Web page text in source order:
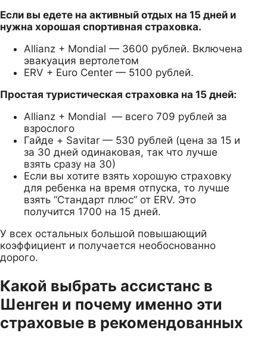
Если вы едете на активный отдых на 15 дней и
нужна хорошая спортивная страховка.
Allianz + Mondial — 3600 рублей. Включена
эвакуация вертолетом
ERV + Euro Center — 5100 рублей.
Простая туристическая страховка на 15 дней:
Allianz + Mondial — всего 709 рублей за
взрослого
Гайде + Savitar — 530 рублей (цена за 15 и
за 30 дней одинаковая, так что лучше
взять сразу на 30)
Если вы хотите взять хорошую страховку
для ребенка на время отпуска, то лучше
взять “Стандарт плюс” от ERV. Это
получится 1700 на 15 дней.
У всех остальных большой повышающий
коэффициент и получается необоснованно
дорого.
Какой выбрать ассистанс в
Шенген и почему именно эти
страховые в рекомендованных